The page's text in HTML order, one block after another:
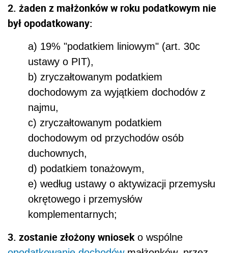
2. żaden z małżonków w roku podatkowym nie
był opodatkowany:
a) 19% "podatkiem liniowym" (art. 30c
ustawy o PIT),
b) zryczałtowanym podatkiem
dochodowym za wyjątkiem dochodów z
najmu,
c) zryczałtowanym podatkiem
dochodowym od przychodów osób
duchownych,
d) podatkiem tonażowym,
e) według ustawy o aktywizacji przemysłu
okrętowego i przemysłów
komplementarnych;
3. zostanie złożony wniosek o wspólne